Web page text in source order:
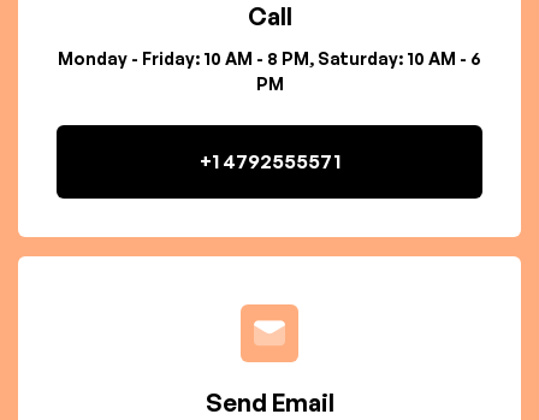
Call
Monday - Friday: 10 AM - 8 PM, Saturday: 10 AM - 6
PM
+1 4792555571
Send Email